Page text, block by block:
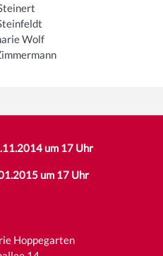
Wolf
um 17 Uhr
um 17 Uhr
Hoppegarten